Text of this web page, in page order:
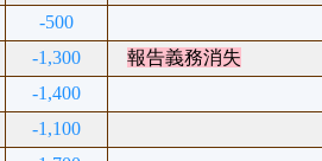
-500
-1,300
報告義務消失
-1,400
-1,100